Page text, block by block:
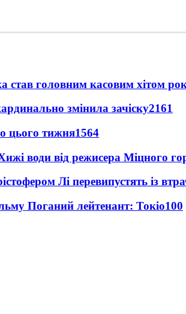
став головним касовим хітом
змінила зачіску2161
цього тижня1564
води від режисера Міцного
Лі перевипустять із
Поганий лейтенант: Токіо100